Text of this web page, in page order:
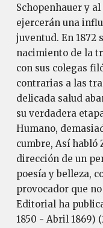
Schopenhauer y
ejercerán una
juventud. En 1872
nacimiento de la
con sus colegas
contrarias a las
delicada salud
su verdadera
Humano,
cumbre, Así habló
dirección de un
poesía y belleza,
provocador que
Editorial ha
1850 - Abril 1869)